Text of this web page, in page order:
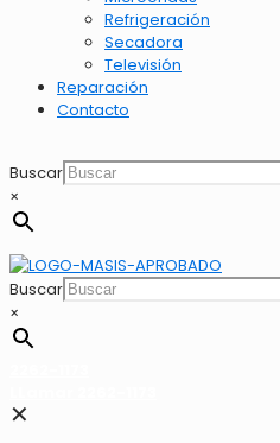
Refrigeración
Secadora
Televisión
Reparación
Contacto
Buscar
×
Buscar
×
✕